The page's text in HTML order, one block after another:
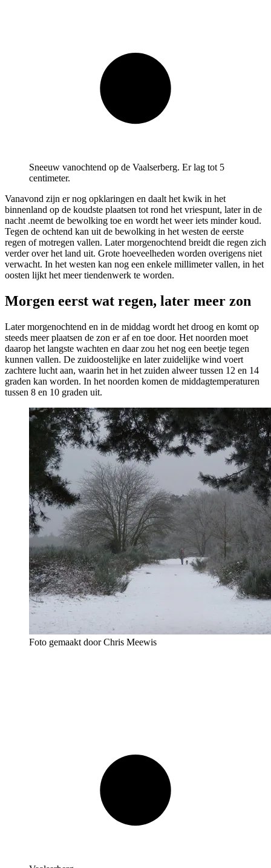
Sneeuw vanochtend op de Vaalserberg. Er lag tot 5
centimeter.
Vanavond zijn er nog opklaringen en daalt het kwik in het
binnenland op de koudste plaatsen tot rond het vriespunt, later in de
nacht .neemt de bewolking toe en wordt het weer iets minder koud.
Tegen de ochtend kan uit de bewolking in het westen de eerste
regen of motregen vallen. Later morgenochtend breidt die regen zich
verder over het land uit. Grote hoeveelheden worden overigens niet
verwacht. In het westen kan nog een enkele millimeter vallen, in het
oosten lijkt het meer tiendenwerk te worden.
Morgen eerst wat regen, later meer zon
Later morgenochtend en in de middag wordt het droog en komt op
steeds meer plaatsen de zon er af en toe door. Het noorden moet
daarop het langste wachten en daar zou het nog een beetje tegen
kunnen vallen. De zuidoostelijke en later zuidelijke wind voert
zachtere lucht aan, waarin het in het zuiden alweer tussen 12 en 14
graden kan worden. In het noorden komen de middagtemperaturen
tussen 8 en 10 graden uit.
Foto gemaakt door Chris Meewis